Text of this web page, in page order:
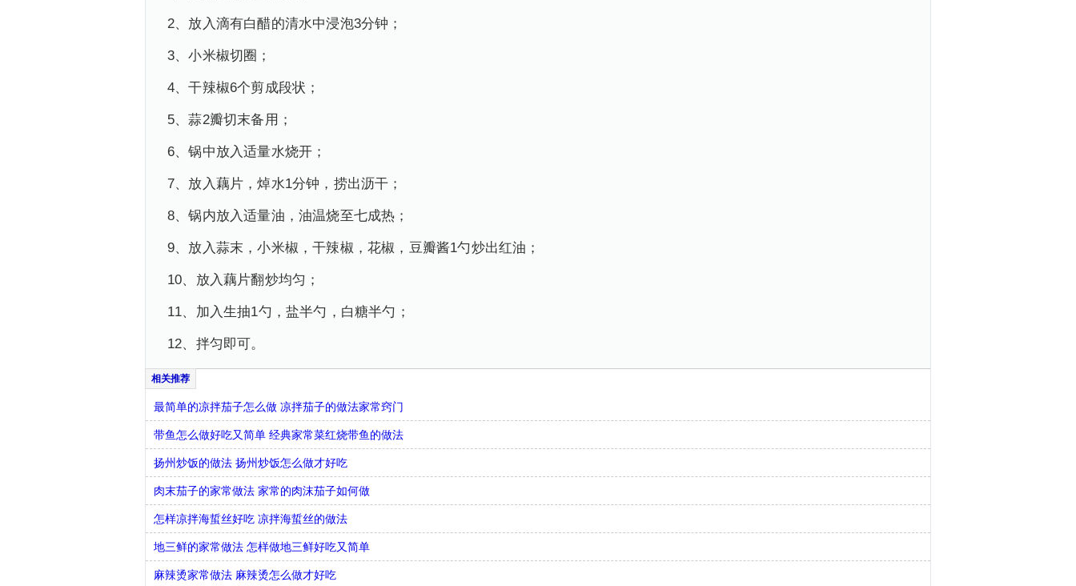
2、放入滴有白醋的清水中浸泡3分钟；
3、小米椒切圈；
4、干辣椒6个剪成段状；
5、蒜2瓣切末备用；
6、锅中放入适量水烧开；
7、放入藕片，焯水1分钟，捞出沥干；
8、锅内放入适量油，油温烧至七成热；
9、放入蒜末，小米椒，干辣椒，花椒，豆瓣酱1勺炒出红油；
10、放入藕片翻炒均匀；
11、加入生抽1勺，盐半勺，白糖半勺；
12、拌匀即可。
最简单的凉拌茄子怎么做 凉拌茄子的做法家常窍门
带鱼怎么做好吃又简单 经典家常菜红烧带鱼的做法
扬州炒饭的做法 扬州炒饭怎么做才好吃
肉末茄子的家常做法 家常的肉沫茄子如何做
怎样凉拌海蜇丝好吃 凉拌海蜇丝的做法
地三鲜的家常做法 怎样做地三鲜好吃又简单
麻辣烫家常做法 麻辣烫怎么做才好吃